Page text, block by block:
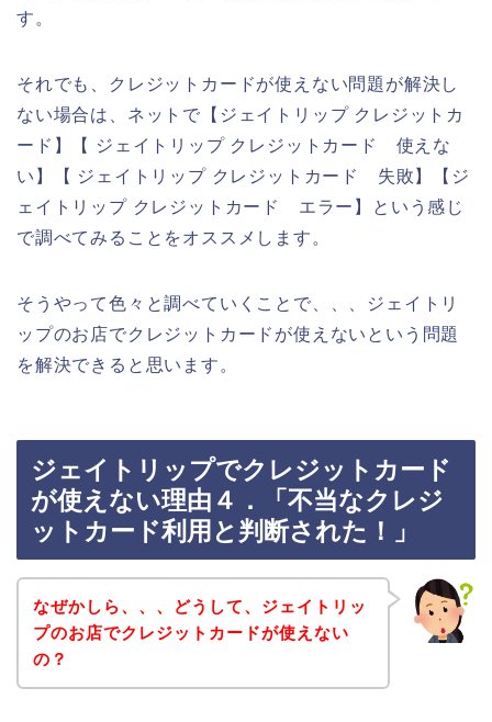
す。
それでも、クレジットカードが使えない問題が解決し
ない場合は、ネットで【ジェイトリップ クレジットカ
ード】【 ジェイトリップ クレジットカード 使えな
い】【 ジェイトリップ クレジットカード 失敗】【ジ
ェイトリップ クレジットカード エラー】という感じ
で調べてみることをオススメします。
そうやって色々と調べていくことで、、、ジェイトリ
ップのお店でクレジットカードが使えないという問題
を解決できると思います。
ジェイトリップでクレジットカード
が使えない理由４．「不当なクレジ
ットカード利用と判断された！」
なぜかしら、、、どうして、ジェイトリッ
プのお店でクレジットカードが使えない
の？